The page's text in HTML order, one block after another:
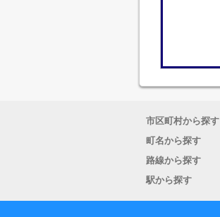
市区町村から探す
町名から探す
路線から探す
駅から探す